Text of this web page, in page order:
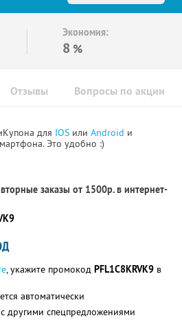
Экономия:
8 %
Отзывы Вопросы по акции
для IOS или Android и
Это удобно :)
заказы от 1500р. в интернет-
, укажите промокод PFL1C8KRVK9 в
автоматически
другими спецпредложениями